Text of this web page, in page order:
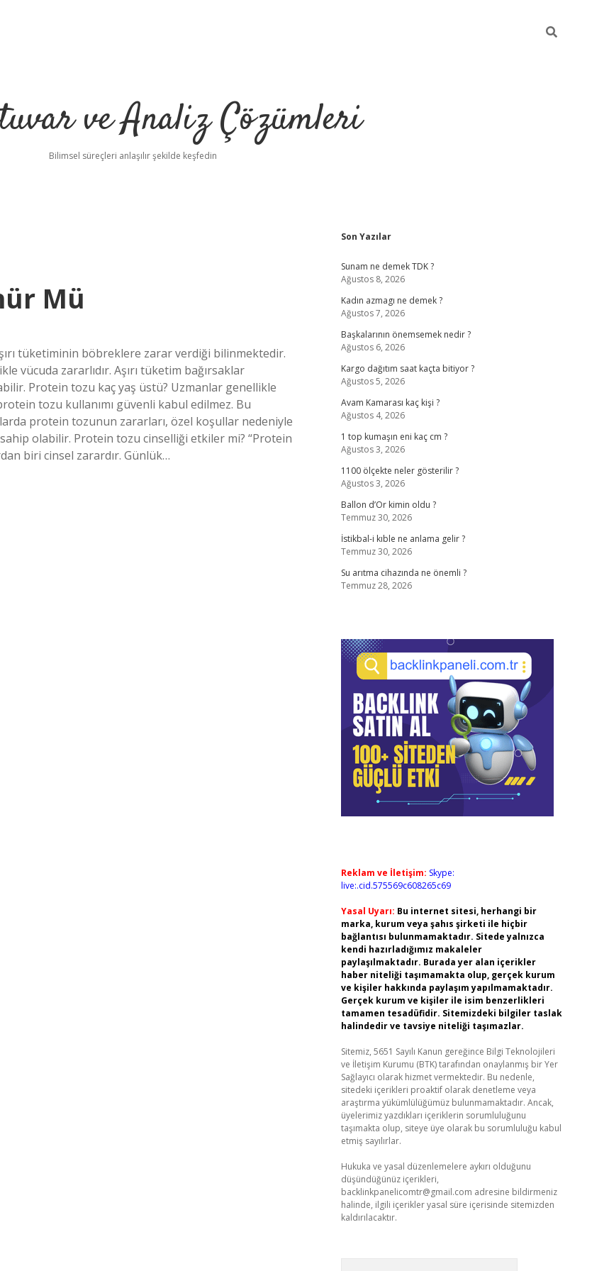
ve Analiz Çözümleri
Bilimsel süreçleri anlaşılır şekilde keşfedin
Mü
tüketiminin böbreklere zarar verdiği bilinmektedir.
vücuda zararlıdır. Aşırı tüketim bağırsaklar
Protein tozu kaç yaş üstü? Uzmanlar genellikle
tozu kullanımı güvenli kabul edilmez. Bu
protein tozunun zararları, özel koşullar nedeniyle
olabilir. Protein tozu cinselliği etkiler mi? “Protein
biri cinsel zarardır. Günlük…
Sidebar
Son Yazılar
Sunam ne demek TDK ?
Ağustos 8, 2026
Kadın azmagı ne demek ?
Ağustos 7, 2026
Başkalarının önemsemek nedir ?
Ağustos 6, 2026
Kargo dağıtım saat kaçta bitiyor ?
Ağustos 5, 2026
Avam Kamarası kaç kişi ?
Ağustos 4, 2026
1 top kumaşın eni kaç cm ?
Ağustos 3, 2026
1100 ölçekte neler gösterilir ?
Ağustos 3, 2026
Ballon d’Or kimin oldu ?
Temmuz 30, 2026
İstikbal-i kıble ne anlama gelir ?
Temmuz 30, 2026
Su arıtma cihazında ne önemli ?
Temmuz 28, 2026
Reklam ve İletişim: Skype:
live:.cid.575569c608265c69
Yasal Uyarı: Bu internet sitesi, herhangi bir
marka, kurum veya şahıs şirketi ile hiçbir
bağlantısı bulunmamaktadır. Sitede yalnızca
kendi hazırladığımız makaleler
paylaşılmaktadır. Burada yer alan içerikler
haber niteliği taşımamakta olup, gerçek kurum
ve kişiler hakkında paylaşım yapılmamaktadır.
Gerçek kurum ve kişiler ile isim benzerlikleri
tamamen tesadüfidir. Sitemizdeki bilgiler taslak
halindedir ve tavsiye niteliği taşımazlar.
Sitemiz, 5651 Sayılı Kanun gereğince Bilgi Teknolojileri
ve İletişim Kurumu (BTK) tarafından onaylanmış bir Yer
Sağlayıcı olarak hizmet vermektedir. Bu nedenle,
sitedeki içerikleri proaktif olarak denetleme veya
araştırma yükümlülüğümüz bulunmamaktadır. Ancak,
üyelerimiz yazdıkları içeriklerin sorumluluğunu
taşımakta olup, siteye üye olarak bu sorumluluğu kabul
etmiş sayılırlar.
Hukuka ve yasal düzenlemelere aykırı olduğunu
düşündüğünüz içerikleri,
backlinkpanelicomtr@gmail.com adresine bildirmeniz
halinde, ilgili içerikler yasal süre içerisinde sitemizden
kaldırılacaktır.